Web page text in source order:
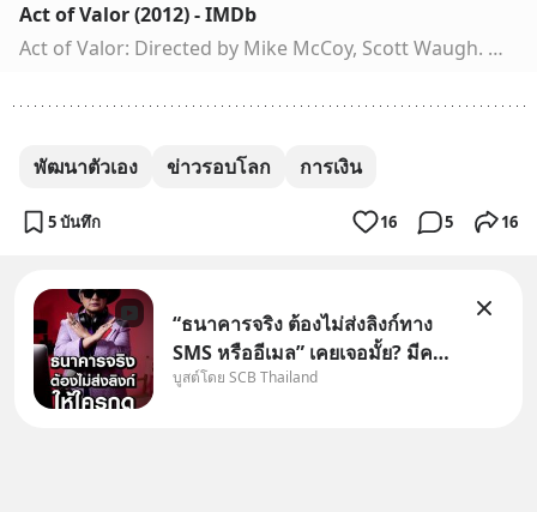
Act of Valor (2012) - IMDb
Act of Valor: Directed by Mike McCoy, Scott Waugh. With Rorke Denver, Dave, Sonny, Weimy. An elite team of Navy SEALs embark on a covert mission to recover a kidnapped CIA agent.
พัฒนาตัวเอง ข่าวรอบโลก การเงิน
5 บันทึก 16 5 16
“ธนาคารจริง ต้องไม่ส่งลิงก์ทาง
SMS หรืออีเมล” เคยเจอมั้ย? มีคน
อ้างว่าโทรจากธนาคาร บอกว่า
บูสต์โดย SCB Thailand